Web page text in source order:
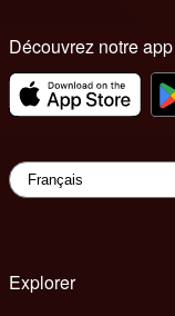
Découvrez notre app
Explorer